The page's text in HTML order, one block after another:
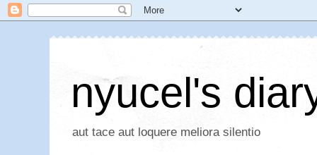
nyucel's
aut tace aut loquere meliora silentio